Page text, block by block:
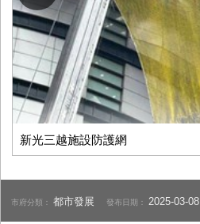
新光三越施設防護網
市府分類：都市發展 發布日期： 2025-03-08